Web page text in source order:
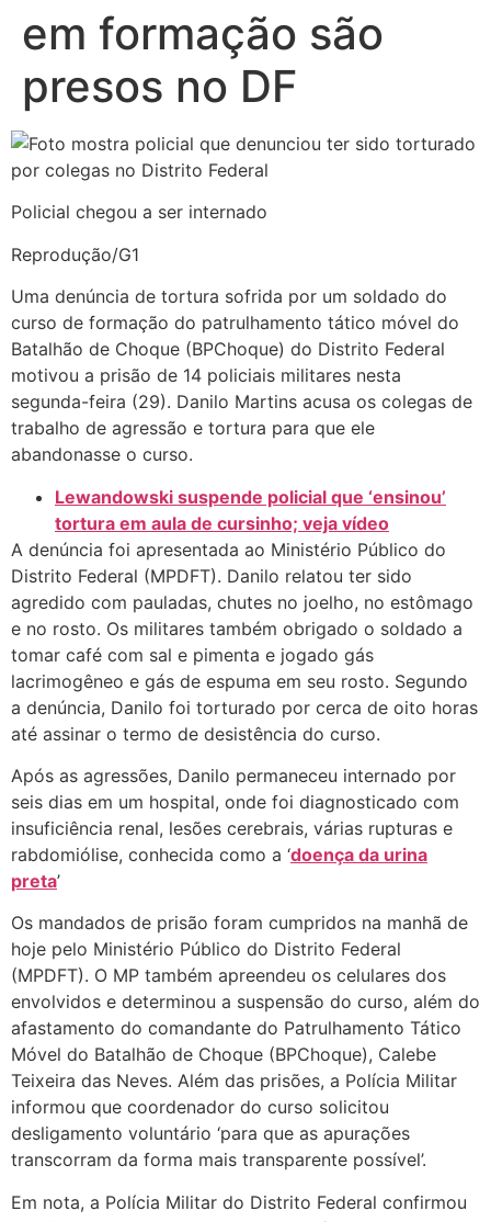
em formação são
presos no DF
Policial chegou a ser internado
Reprodução/G1
Uma denúncia de tortura sofrida por um soldado do
curso de formação do patrulhamento tático móvel do
Batalhão de Choque (BPChoque) do Distrito Federal
motivou a prisão de 14 policiais militares nesta
segunda-feira (29). Danilo Martins acusa os colegas de
trabalho de agressão e tortura para que ele
abandonasse o curso.
Lewandowski suspende policial que ‘ensinou’
tortura em aula de cursinho; veja vídeo
A denúncia foi apresentada ao Ministério Público do
Distrito Federal (MPDFT). Danilo relatou ter sido
agredido com pauladas, chutes no joelho, no estômago
e no rosto. Os militares também obrigado o soldado a
tomar café com sal e pimenta e jogado gás
lacrimogêneo e gás de espuma em seu rosto. Segundo
a denúncia, Danilo foi torturado por cerca de oito horas
até assinar o termo de desistência do curso.
Após as agressões, Danilo permaneceu internado por
seis dias em um hospital, onde foi diagnosticado com
insuficiência renal, lesões cerebrais, várias rupturas e
rabdomiólise, conhecida como a ‘doença da urina
preta’
Os mandados de prisão foram cumpridos na manhã de
hoje pelo Ministério Público do Distrito Federal
(MPDFT). O MP também apreendeu os celulares dos
envolvidos e determinou a suspensão do curso, além do
afastamento do comandante do Patrulhamento Tático
Móvel do Batalhão de Choque (BPChoque), Calebe
Teixeira das Neves. Além das prisões, a Polícia Militar
informou que coordenador do curso solicitou
desligamento voluntário ‘para que as apurações
transcorram da forma mais transparente possível’.
Em nota, a Polícia Militar do Distrito Federal confirmou